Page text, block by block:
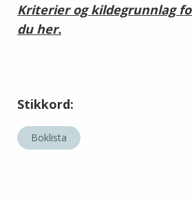
Kriterier og kildegrunnlag
du her.
Stikkord:
Boklista